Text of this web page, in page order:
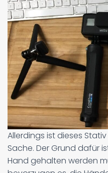
Allerdings ist dieses
Sache. Der Grund dafür
Hand gehalten werden